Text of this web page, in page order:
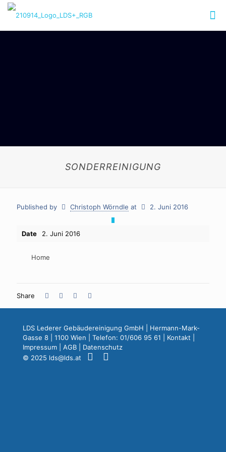
SONDERREINIGUNG
Published by Christoph Wörndle at 2. Juni 2016
Date 2. Juni 2016
Home
Share
LDS Lederer Gebäudereinigung GmbH | Hermann-Mark-
Gasse 8 | 1100 Wien | Telefon: 01/606 95 61 | Kontakt
Impressum
AGB
Datenschutz
© 2025 lds@lds.at